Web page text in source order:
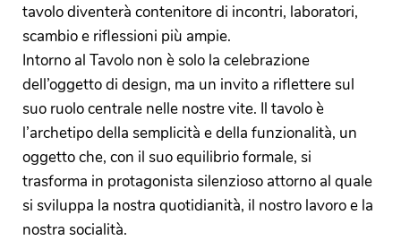
tavolo diventerà contenitore di incontri, laboratori,
scambio e riflessioni più ampie.
Intorno al Tavolo non è solo la celebrazione
dell’oggetto di design, ma un invito a riflettere sul
suo ruolo centrale nelle nostre vite. Il tavolo è
l’archetipo della semplicità e della funzionalità, un
oggetto che, con il suo equilibrio formale, si
trasforma in protagonista silenzioso attorno al quale
si sviluppa la nostra quotidianità, il nostro lavoro e la
nostra socialità.